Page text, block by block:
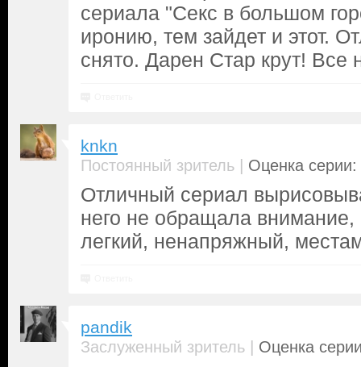
сериала "Секс в большом
иронию, тем зайдет и этот.
снято. Дарен Стар крут! Все
knkn
Постоянный зритель | Оценка серии:
Отличный сериал
него не обращала
легкий, ненапряжный,
pandik
Заслуженный зритель | Оценка